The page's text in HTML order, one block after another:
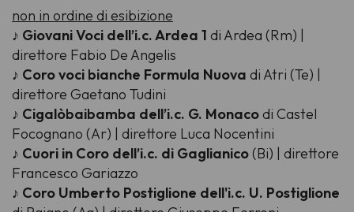
non in ordine di esibizione
♪ Giovani Voci dell’i.c. Ardea 1 di Ardea (Rm) |
direttore Fabio De Angelis
♪ Coro voci bianche Formula Nuova di Atri (Te) |
direttore Gaetano Tudini
♪ Cigalòbaibamba dell’i.c. G. Monacodi Castel
Focognano (Ar) | direttore Luca Nocentini
♪ Cuori in Coro dell’i.c. di Gaglianico(Bi) | direttore
Francesco Gariazzo
♪ Coro Umberto Postiglione dell'i.c. U. Postiglione